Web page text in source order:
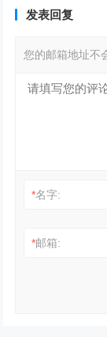
发表回复
您的邮箱地址不
*名字:
*邮箱: